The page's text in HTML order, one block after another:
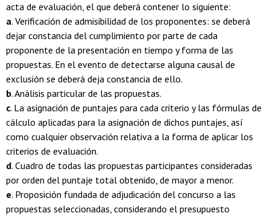
acta de evaluación, el que deberá contener lo siguiente:
a. Verificación de admisibilidad de los proponentes: se deberá
dejar constancia del cumplimiento por parte de cada
proponente de la presentación en tiempo y forma de las
propuestas. En el evento de detectarse alguna causal de
exclusión se deberá deja constancia de ello.
b. Análisis particular de las propuestas.
c. La asignación de puntajes para cada criterio y las fórmulas de
cálculo aplicadas para la asignación de dichos puntajes, así
como cualquier observación relativa a la forma de aplicar los
criterios de evaluación.
d. Cuadro de todas las propuestas participantes consideradas
por orden del puntaje total obtenido, de mayor a menor.
e. Proposición fundada de adjudicación del concurso a las
propuestas seleccionadas, considerando el presupuesto